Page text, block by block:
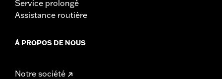
Service prolongé
Assistance routière
À PROPOS DE NOUS
Notre société